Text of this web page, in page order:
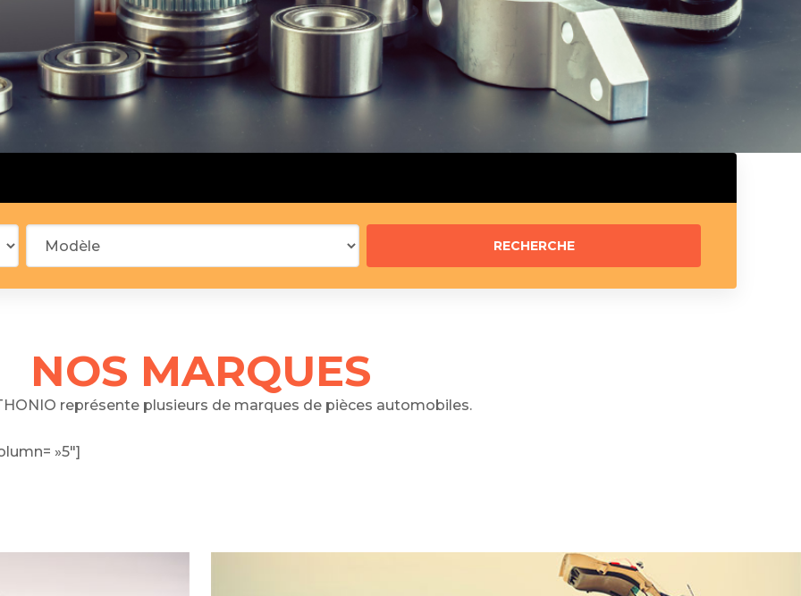
principal
fusée
distribution
Débitmètre d’aire
Filtre à aire
Filtre à essence
Filtre à huile
Filtre à gasoil
Silencieux arrière
Silencieux central
Butée élastique de silencieux
Raccord de tuyau d’échappement
NOS MARQUES
représente plusieurs de marques de pièces automobiles.
»5″]